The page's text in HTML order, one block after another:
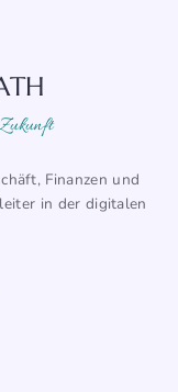
Finanzen und
in der digitalen